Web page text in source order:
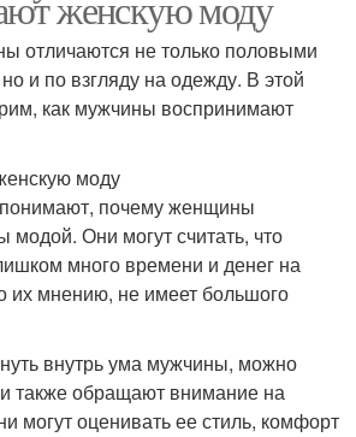
отличаются не только половыми
и по взгляду на одежду. В этой
как мужчины воспринимают
моду
почему женщины
модой. Они могут считать, что
много времени и денег на
их мнению, не имеет большого
внутрь ума мужчины, можно
также обращают внимание на
могут оценивать ее стиль, комфорт